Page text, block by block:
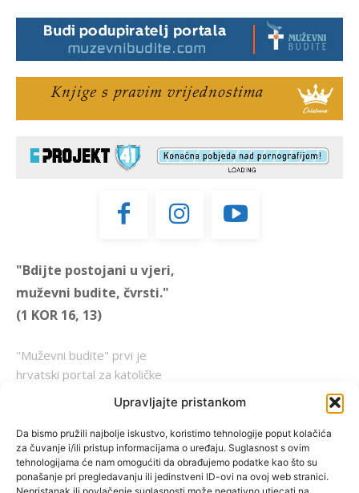
Upravljajte pristankom
Da bismo pružili najbolje iskustvo, koristimo tehnologije poput kolačića
za čuvanje i/ili pristup informacijama o uređaju. Suglasnost s ovim
tehnologijama će nam omogućiti da obrađujemo podatke kao što su
ponašanje pri pregledavanju ili jedinstveni ID-ovi na ovoj web stranici.
"Bdijte postojani u vjeri,
muževni budite, čvrsti."
(1 KOR 16, 13)
"Muževni budite" prvi je
hrvatski portal za katoličke
muškarce koji pokušava
reafirmirati u današnje
vrijeme itekako narušen
biblijski koncept muževnosti,
koji pokušavamo osvijetliti iz